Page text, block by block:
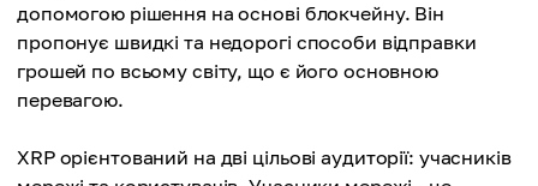
допомогою рішення на основі блокчейну. Він
пропонує швидкі та недорогі способи відправки
грошей по всьому світу, що є його основною
перевагою.
XRP орієнтований на дві цільові аудиторії: учасників